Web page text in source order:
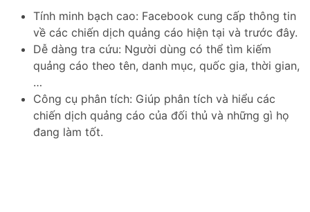
Tính minh bạch cao: Facebook cung cấp thông tin
về các chiến dịch quảng cáo hiện tại và trước đây.
Dễ dàng tra cứu: Người dùng có thể tìm kiếm
quảng cáo theo tên, danh mục, quốc gia, thời gian,
…
Công cụ phân tích: Giúp phân tích và hiểu các
chiến dịch quảng cáo của đối thủ và những gì họ
đang làm tốt.